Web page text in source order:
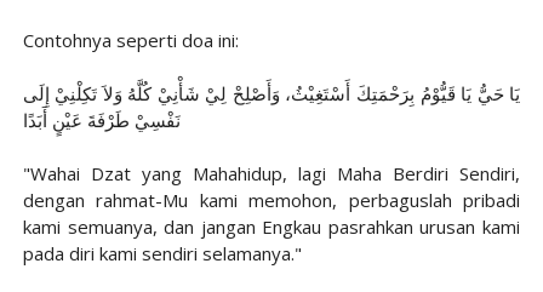
Contohnya seperti doa ini:
يَا حَيُّ يَا قَيُّوْمُ بِرَحْمَتِكَ أَسْتَغِيْثُ، وَأَصْلِحْ لِيْ شَأْنِيْ كُلَّهُ وَلاَ تَكِلْنِيْ إِلَى
نَفْسِيْ طَرْفَةَ عَيْنٍ أَبَدًا
"Wahai Dzat yang Mahahidup, lagi Maha Berdiri Sendiri,
dengan rahmat-Mu kami memohon, perbaguslah pribadi
kami semuanya, dan jangan Engkau pasrahkan urusan kami
pada diri kami sendiri selamanya."